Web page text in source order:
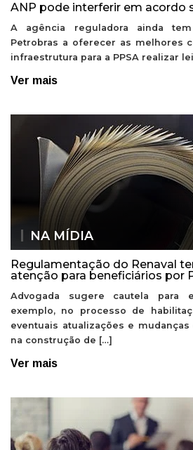
ANP pode interferir em acordo
A agência reguladora ainda
Petrobras a oferecer as melhores
infraestrutura para a PPSA realizar
Ver mais
NA MÍDIA
Regulamentação do Renaval
atenção para beneficiários por
Advogada sugere cautela para
exemplo, no processo de
eventuais atualizações e
na construção de […]
Ver mais